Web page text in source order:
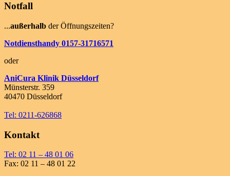
Notfall
...außerhalb der Öffnungszeiten?
Notdiensthandy 0157-31716571
oder
AniCura Klinik Düsseldorf
Münsterstr. 359
40470 Düsseldorf
Tel: 0211-626868
Kontakt
Tel: 02 11 – 48 01 06
Fax: 02 11 – 48 01 22